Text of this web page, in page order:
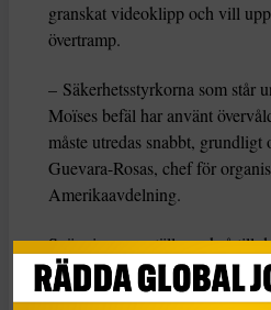
granskat videoklipp och vill
övertramp.
– Säkerhetsstyrkorna som står
Moïses befäl har använt
måste utredas snabbt,
Guevara-Rosas, chef för
Amerikaavdelning.
Spänningarna ställer också till
annat vägspärrar gör det
landsbygden att få tag i ”mat,